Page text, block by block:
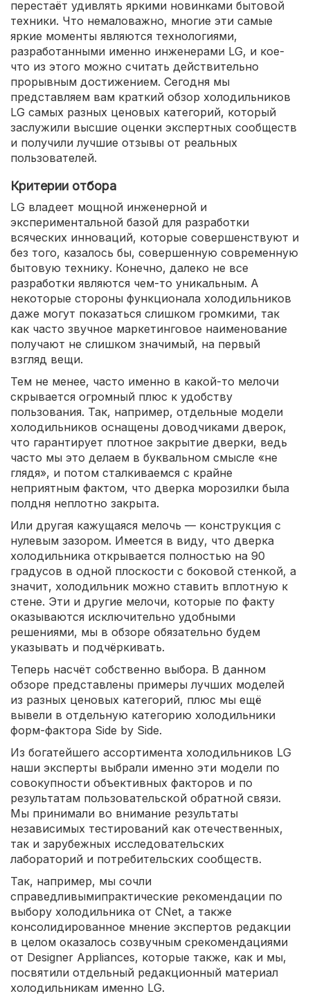
перестаёт удивлять яркими новинками бытовой
техники. Что немаловажно, многие эти самые
яркие моменты являются технологиями,
разработанными именно инженерами LG, и кое-
что из этого можно считать действительно
прорывным достижением. Сегодня мы
представляем вам краткий обзор холодильников
LG самых разных ценовых категорий, который
заслужили высшие оценки экспертных сообществ
и получили лучшие отзывы от реальных
пользователей.
Критерии отбора
LG владеет мощной инженерной и
экспериментальной базой для разработки
всяческих инноваций, которые совершенствуют и
без того, казалось бы, совершенную современную
бытовую технику. Конечно, далеко не все
разработки являются чем-то уникальным. А
некоторые стороны функционала холодильников
даже могут показаться слишком громкими, так
как часто звучное маркетинговое наименование
получают не слишком значимый, на первый
взгляд вещи.
Тем не менее, часто именно в какой-то мелочи
скрывается огромный плюс к удобству
пользования. Так, например, отдельные модели
холодильников оснащены доводчиками дверок,
что гарантирует плотное закрытие дверки, ведь
часто мы это делаем в буквальном смысле «не
глядя», и потом сталкиваемся с крайне
неприятным фактом, что дверка морозилки была
полдня неплотно закрыта.
Или другая кажущаяся мелочь — конструкция с
нулевым зазором. Имеется в виду, что дверка
холодильника открывается полностью на 90
градусов в одной плоскости с боковой стенкой, а
значит, холодильник можно ставить вплотную к
стене. Эти и другие мелочи, которые по факту
оказываются исключительно удобными
решениями, мы в обзоре обязательно будем
указывать и подчёркивать.
Теперь насчёт собственно выбора. В данном
обзоре представлены примеры лучших моделей
из разных ценовых категорий, плюс мы ещё
вывели в отдельную категорию холодильники
форм-фактора Side by Side.
Из богатейшего ассортимента холодильников LG
наши эксперты выбрали именно эти модели по
совокупности объективных факторов и по
результатам пользовательской обратной связи.
Мы принимали во внимание результаты
независимых тестирований как отечественных,
так и зарубежных исследовательских
лабораторий и потребительских сообществ.
Так, например, мы сочли
справедливымипрактические рекомендации по
выбору холодильника от CNet, а также
консолидированное мнение экспертов редакции
в целом оказалось созвучным срекомендациями
от Designer Appliances, которые также, как и мы,
посвятили отдельный редакционный материал
холодильникам именно LG.